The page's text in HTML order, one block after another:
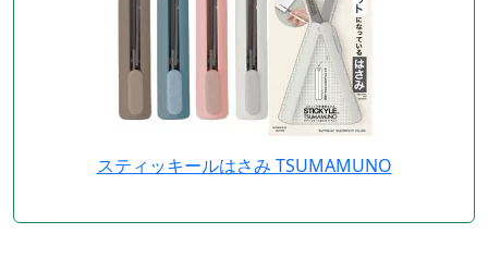
スティッキールはさみ TSUMAMUNO